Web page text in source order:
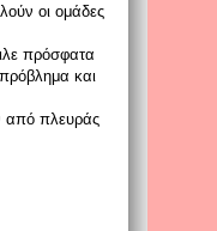
οι ομάδες
πρόσφατα
και
από πλευράς